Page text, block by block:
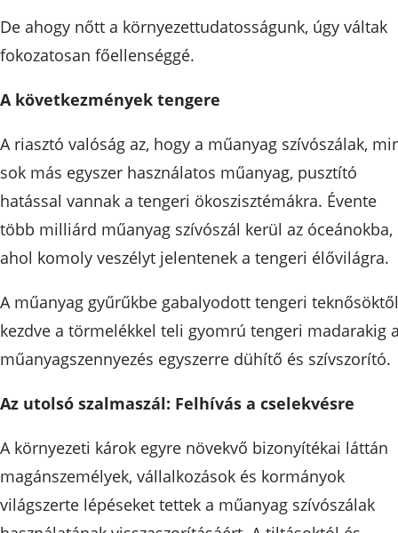
De ahogy nőtt a környezettudatosságunk, úgy váltak
fokozatosan főellenséggé.
A következmények tengere
A riasztó valóság az, hogy a műanyag szívószálak,
sok más egyszer használatos műanyag, pusztító
hatással vannak a tengeri ökoszisztémákra. Évente
több milliárd műanyag szívószál kerül az óceánokba,
ahol komoly veszélyt jelentenek a tengeri élővilágra.
A műanyag gyűrűkbe gabalyodott tengeri teknősöktől
kezdve a törmelékkel teli gyomrú tengeri madarakig
műanyagszennyezés egyszerre dühítő és szívszorító.
Az utolsó szalmaszál: Felhívás a cselekvésre
A környezeti károk egyre növekvő bizonyítékai láttán
magánszemélyek, vállalkozások és kormányok
világszerte lépéseket tettek a műanyag szívószálak